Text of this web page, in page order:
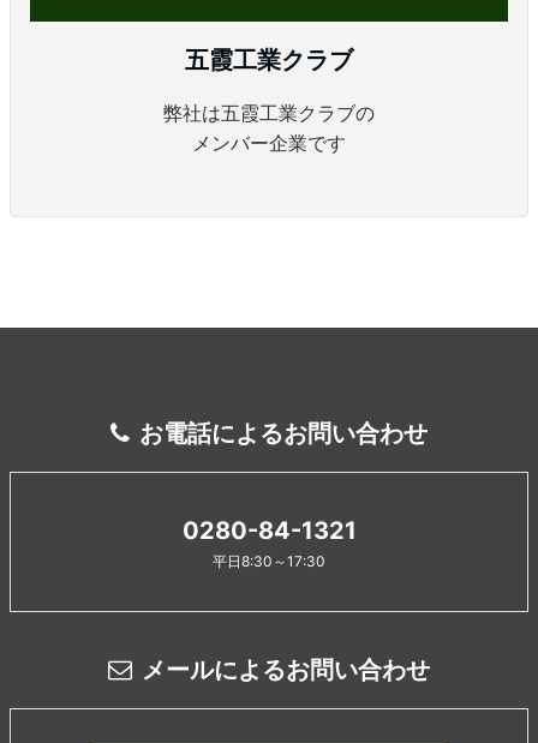
五霞工業クラブ
弊社は五霞工業クラブの
メンバー企業です
お電話によるお問い合わせ
0280-84-1321
平日8:30～17:30
メールによるお問い合わせ